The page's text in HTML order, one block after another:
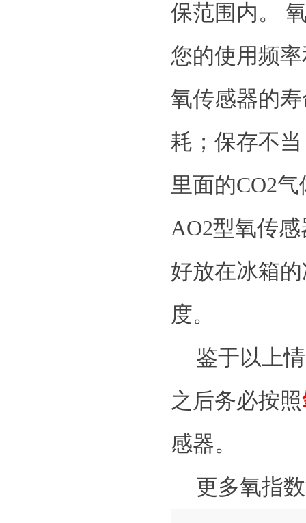
保范围内。
您的使用频
氧传感器的
耗；保存不
里面的CO2
AO2型氧传感
好放在冰箱
度。
鉴于以上
之后务必按照
感器。
更多氧指